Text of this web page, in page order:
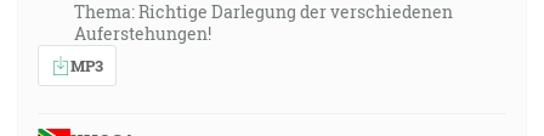
Thema: Richtige Darlegung der verschiedenen
Auferstehungen!
MP3